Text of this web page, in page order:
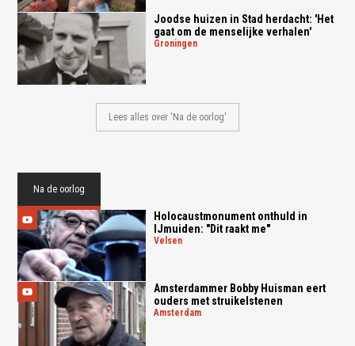
Joodse huizen in Stad herdacht: 'Het
gaat om de menselijke verhalen'
groningen
Lees alles over 'Na de oorlog'
Na de oorlog
Holocaustmonument onthuld in
IJmuiden: "Dit raakt me"
velsen
Amsterdammer Bobby Huisman eert
ouders met struikelstenen
amsterdam